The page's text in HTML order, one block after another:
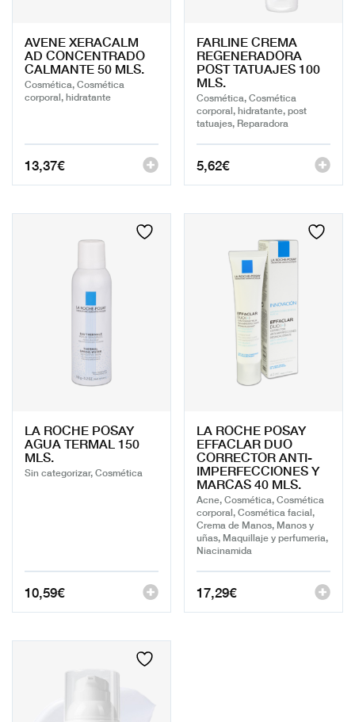
AVENE XERACALM
AD CONCENTRADO
CALMANTE 50 MLS.
Cosmética, Cosmética
corporal, hidratante
13,37€
FARLINE CREMA
REGENERADORA
POST TATUAJES 100
MLS.
Cosmética, Cosmética
corporal, hidratante, post
tatuajes, Reparadora
5,62€
LA ROCHE POSAY
AGUA TERMAL 150
MLS.
Sin categorizar, Cosmética
10,59€
LA ROCHE POSAY
EFFACLAR DUO
CORRECTOR ANTI-
IMPERFECCIONES Y
MARCAS 40 MLS.
Acne, Cosmética, Cosmética
corporal, Cosmética facial,
Crema de Manos, Manos y
uñas, Maquillaje y perfumeria,
Niacinamida
17,29€